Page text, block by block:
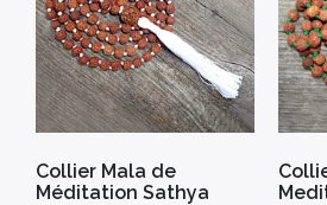
Collier Mala de
Méditation Sathya